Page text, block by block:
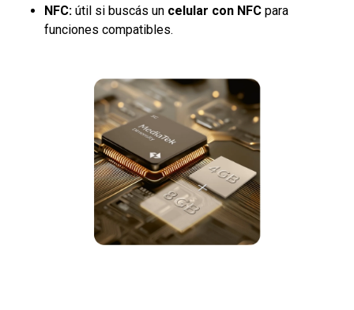
NFC: útil si buscás un celular con NFC para
funciones compatibles.